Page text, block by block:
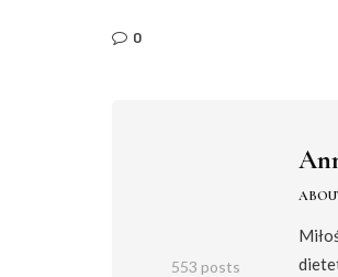
0
553 posts